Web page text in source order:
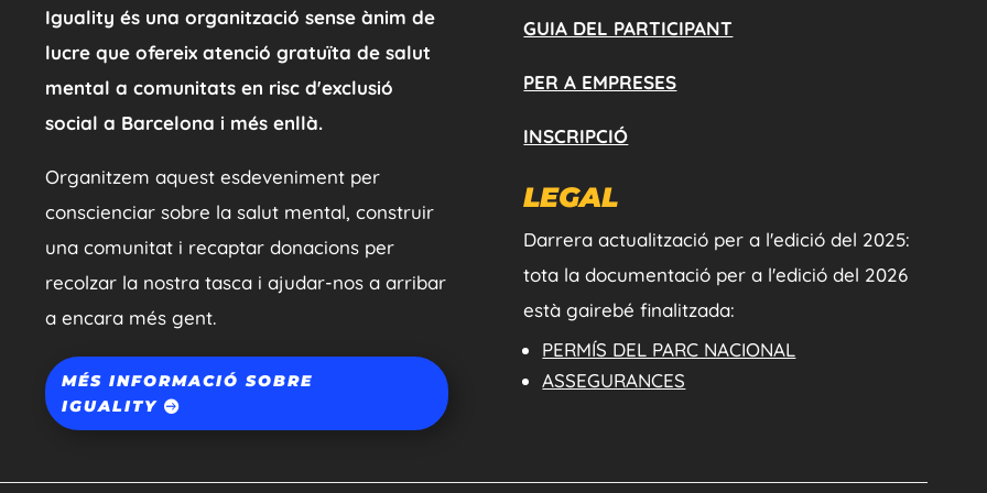
Iguality és una organització sense ànim de
lucre que ofereix atenció gratuïta de salut
mental a comunitats en risc d'exclusió
social a Barcelona i més enllà.
Organitzem aquest esdeveniment per
conscienciar sobre la salut mental, construir
una comunitat i recaptar donacions per
recolzar la nostra tasca i ajudar-nos a arribar
a encara més gent.
MÉS INFORMACIÓ SOBRE
IGUALITY
GUIA DEL PARTICIPANT
PER A EMPRESES
INSCRIPCIÓ
LEGAL
Darrera actualització per a l'edició del 2025:
tota la documentació per a l'edició del 2026
està gairebé finalitzada:
PERMÍS DEL PARC NACIONAL
ASSEGURANCES